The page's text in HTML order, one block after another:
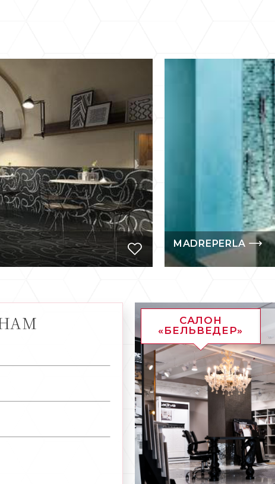
MADREPERLA
САЛОН
«БЕЛЬВЕДЕР»